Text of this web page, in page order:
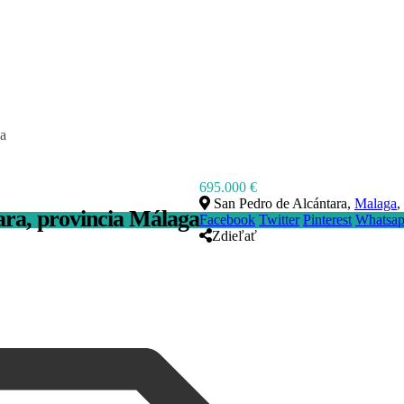
provincia Málaga
695.000 €
San Pedro de Alcántara, Malaga,
Facebook Twitter Pinterest
Zdieľať